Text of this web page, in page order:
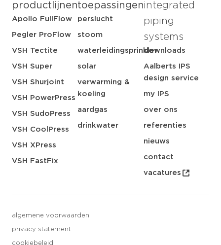
productlijnen
Apollo FullFlow
Pegler ProFlow
VSH Tectite
VSH Super
VSH Shurjoint
VSH PowerPress
VSH SudoPress
VSH CoolPress
VSH XPress
VSH FastFix
toepassingen
perslucht
stoom
waterleidingsprinkler
solar
verwarming &
koeling
aardgas
drinkwater
integrated
piping
systems
downloads
Aalberts IPS
design service
my IPS
over ons
referenties
nieuws
contact
vacatures
algemene voorwaarden
privacy statement
cookiebeleid